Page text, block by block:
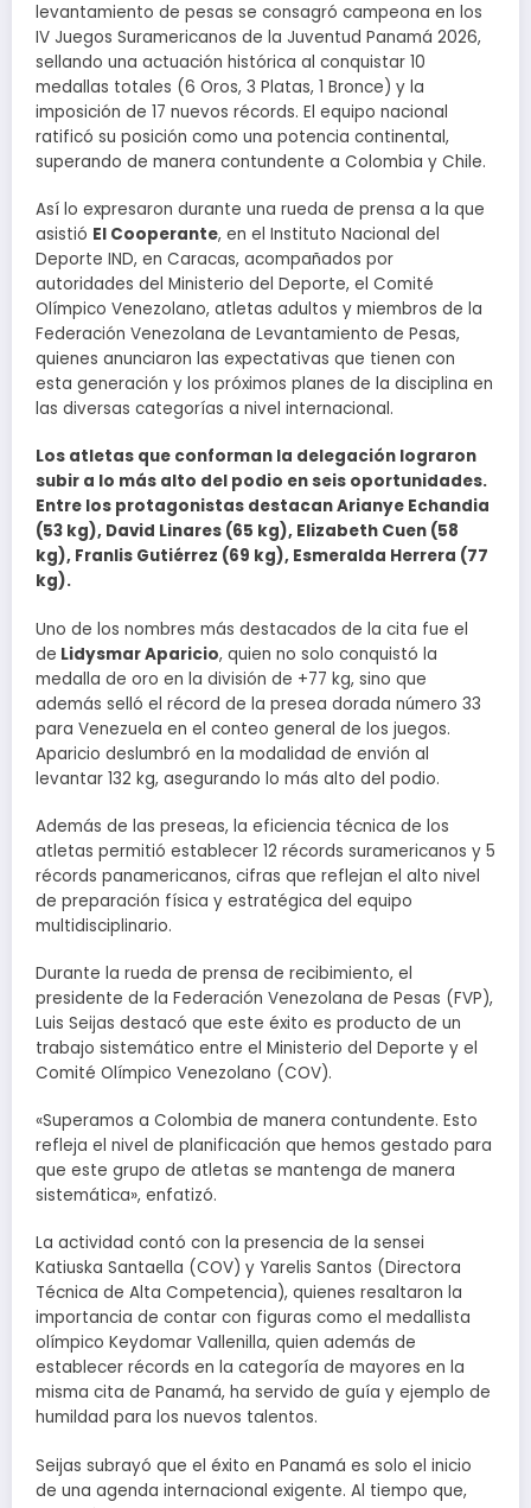
levantamiento de pesas se consagró campeona en los
IV Juegos Suramericanos de la Juventud Panamá 2026,
sellando una actuación histórica al conquistar 10
medallas totales (6 Oros, 3 Platas, 1 Bronce) y la
imposición de 17 nuevos récords. El equipo nacional
ratificó su posición como una potencia continental,
superando de manera contundente a Colombia y Chile.
Así lo expresaron durante una rueda de prensa a la que
asistió El Cooperante, en el Instituto Nacional del
Deporte IND, en Caracas, acompañados por
autoridades del Ministerio del Deporte, el Comité
Olímpico Venezolano, atletas adultos y miembros de la
Federación Venezolana de Levantamiento de Pesas,
quienes anunciaron las expectativas que tienen con
esta generación y los próximos planes de la disciplina en
las diversas categorías a nivel internacional.
Los atletas que conforman la delegación lograron
subir a lo más alto del podio en seis oportunidades.
Entre los protagonistas destacan Arianye Echandia
(53 kg), David Linares (65 kg), Elizabeth Cuen (58
kg), Franlis Gutiérrez (69 kg), Esmeralda Herrera (77
kg).
Uno de los nombres más destacados de la cita fue el
de Lidysmar Aparicio, quien no solo conquistó la
medalla de oro en la división de +77 kg, sino que
además selló el récord de la presea dorada número 33
para Venezuela en el conteo general de los juegos.
Aparicio deslumbró en la modalidad de envión al
levantar 132 kg, asegurando lo más alto del podio.
Además de las preseas, la eficiencia técnica de los
atletas permitió establecer 12 récords suramericanos y 5
récords panamericanos, cifras que reflejan el alto nivel
de preparación física y estratégica del equipo
multidisciplinario.
Durante la rueda de prensa de recibimiento, el
presidente de la Federación Venezolana de Pesas (FVP),
Luis Seijas destacó que este éxito es producto de un
trabajo sistemático entre el Ministerio del Deporte y el
Comité Olímpico Venezolano (COV).
«Superamos a Colombia de manera contundente. Esto
refleja el nivel de planificación que hemos gestado para
que este grupo de atletas se mantenga de manera
sistemática», enfatizó.
La actividad contó con la presencia de la sensei
Katiuska Santaella (COV) y Yarelis Santos (Directora
Técnica de Alta Competencia), quienes resaltaron la
importancia de contar con figuras como el medallista
olímpico Keydomar Vallenilla, quien además de
establecer récords en la categoría de mayores en la
misma cita de Panamá, ha servido de guía y ejemplo de
humildad para los nuevos talentos.
Seijas subrayó que el éxito en Panamá es solo el inicio
de una agenda internacional exigente. Al tiempo que,